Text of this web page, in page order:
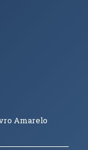
em nova janela)
Amarelo
nova janela)